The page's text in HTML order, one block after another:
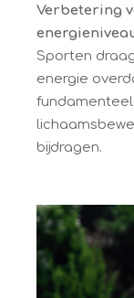
Verbetering
Sporten
energie
bijdragen.